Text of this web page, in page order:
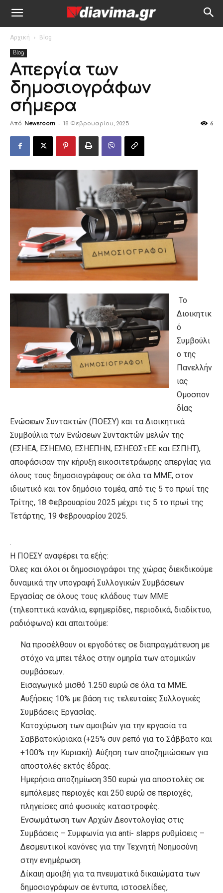
Αρχική Blog
Blog
Απεργία των
δημοσιογράφων
σήμερα
Από Newsroom - 18 Φεβρουαρίου, 2025 6
Το
Διοικητικ
ό
Συμβούλι
ο της
Πανελλήν
ιας
Ομοσπον
δίας
Ενώσεων Συντακτών (ΠΟΕΣΥ) και τα Διοικητικά
Συμβούλια των Ενώσεων Συντακτών μελών της
(ΕΣΗΕΑ, ΕΣΗΕΜΘ, ΕΣΗΕΠΗΝ, ΕΣΗΕΘΣτΕΕ και ΕΣΠΗΤ),
αποφάσισαν την κήρυξη εικοσιτετράωρης απεργίας για
όλους τους δημοσιογράφους σε όλα τα ΜΜΕ, στον
ιδιωτικό και τον δημόσιο τομέα, από τις 5 το πρωί της
Τρίτης, 18 Φεβρουαρίου 2025 μέχρι τις 5 το πρωί της
Τετάρτης, 19 Φεβρουαρίου 2025.
.
Η ΠΟΕΣΥ αναφέρει τα εξής:
Όλες και όλοι οι δημοσιογράφοι της χώρας διεκδικούμε
δυναμικά την υπογραφή Συλλογικών Συμβάσεων
Εργασίας σε όλους τους κλάδους των ΜΜΕ
(τηλεοπτικά κανάλια, εφημερίδες, περιοδικά, διαδίκτυο,
ραδιόφωνα) και απαιτούμε:
Να προσέλθουν οι εργοδότες σε διαπραγμάτευση με
στόχο να μπει τέλος στην ομηρία των ατομικών
συμβάσεων.
Εισαγωγικό μισθό 1.250 ευρώ σε όλα τα ΜΜΕ.
Αυξήσεις 10% με βάση τις τελευταίες Συλλογικές
Συμβάσεις Εργασίας.
Κατοχύρωση των αμοιβών για την εργασία τα
Σαββατοκύριακα (+25% συν ρεπό για το Σάββατο και
+100% την Κυριακή). Αύξηση των αποζημιώσεων για
αποστολές εκτός έδρας.
Ημερήσια αποζημίωση 350 ευρώ για αποστολές σε
εμπόλεμες περιοχές και 250 ευρώ σε περιοχές,
πληγείσες από φυσικές καταστροφές.
Ενσωμάτωση των Αρχών Δεοντολογίας στις
Συμβάσεις – Συμφωνία για anti- slapps ρυθμίσεις –
Δεσμευτικοί κανόνες για την Τεχνητή Νοημοσύνη
στην ενημέρωση.
Δίκαιη αμοιβή για τα πνευματικά δικαιώματα των
δημοσιογράφων σε έντυπα, ιστοσελίδες,